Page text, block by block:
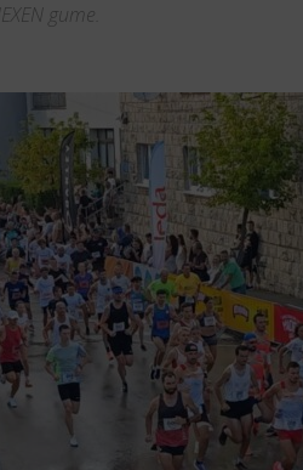
gume.